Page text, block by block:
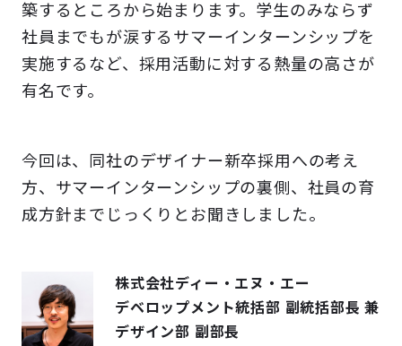
築するところから始まります。学生のみならず
社員までもが涙するサマーインターンシップを
実施するなど、採用活動に対する熱量の高さが
有名です。
今回は、同社のデザイナー新卒採用への考え
方、サマーインターンシップの裏側、社員の育
成方針までじっくりとお聞きしました。
株式会社ディー・エヌ・エー
デベロップメント統括部 副統括部長 兼
デザイン部 副部長